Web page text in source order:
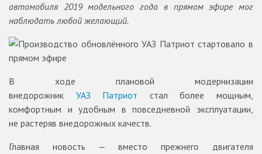
автомобиля 2019 модельного года в прямом эфире мог
наблюдать любой желающий.
В ходе плановой модернизации
внедорожник УАЗ Патриот стал более мощным,
комфортным и удобным в повседневной эксплуатации,
не растеряв внедорожных качеств.
Главная новость — вместо прежнего двигателя